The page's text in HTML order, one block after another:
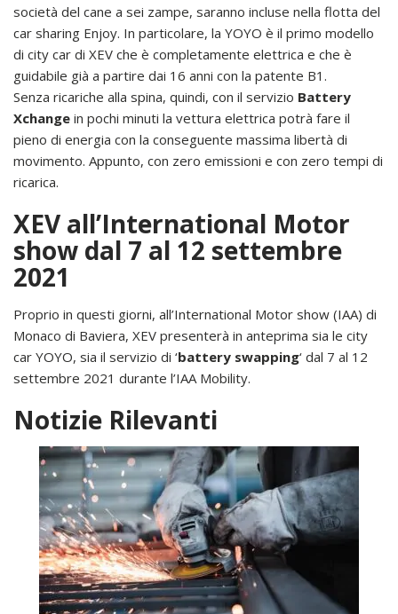
società del cane a sei zampe, saranno incluse nella flotta del
car sharing Enjoy. In particolare, la YOYO è il primo modello
di city car di XEV che è completamente elettrica e che è
guidabile già a partire dai 16 anni con la patente B1.
Senza ricariche alla spina, quindi, con il servizio Battery
Xchange in pochi minuti la vettura elettrica potrà fare il
pieno di energia con la conseguente massima libertà di
movimento. Appunto, con zero emissioni e con zero tempi di
ricarica.
XEV all’International Motor
show dal 7 al 12 settembre
2021
Proprio in questi giorni, all’International Motor show (IAA) di
Monaco di Baviera, XEV presenterà in anteprima sia le city
car YOYO, sia il servizio di ‘battery swapping‘ dal 7 al 12
settembre 2021 durante l’IAA Mobility.
Notizie Rilevanti